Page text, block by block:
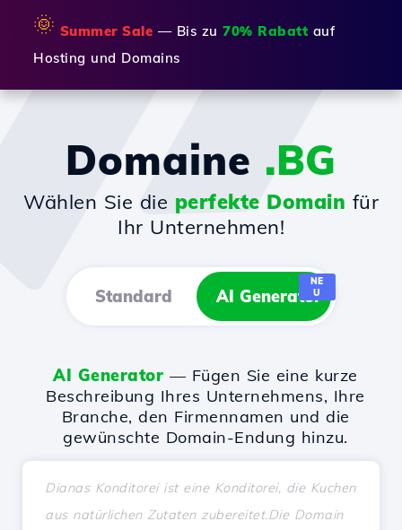
🌞 Summer Sale — Bis zu 70% Rabatt auf
Hosting und Domains
Domaine .BG
Wählen Sie die perfekte Domain für
Ihr Unternehmen!
Standard AI Generator
NE
U
AI Generator — Fügen Sie eine kurze
Beschreibung Ihres Unternehmens, Ihre
Branche, den Firmennamen und die
gewünschte Domain-Endung hinzu.